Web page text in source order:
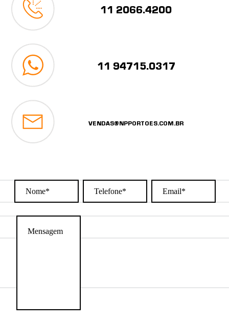
11 2066.4200
11 94715.0317
VENDAS@NPPORTOES.COM.BR